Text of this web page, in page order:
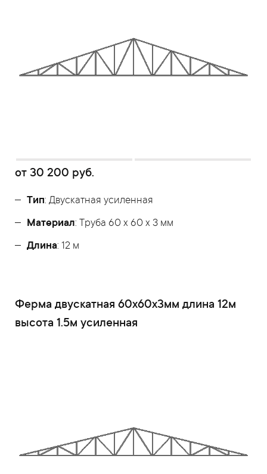
от 30 200 руб.
Тип: Двускатная усиленная
Материал: Труба 60 x 60 x 3 мм
Длина: 12 м
Ферма двускатная 60x60x3мм длина 12м
высота 1.5м усиленная